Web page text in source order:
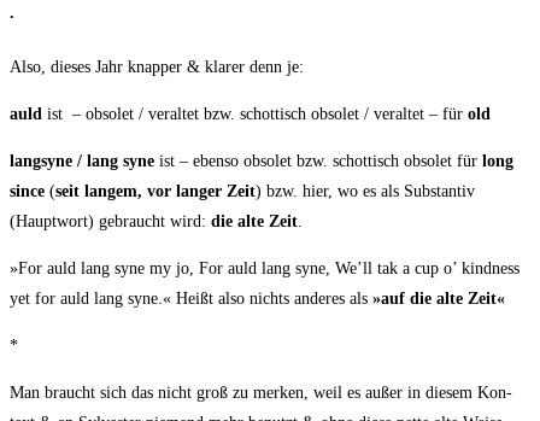
.
Also, die­ses Jahr knap­per & kla­rer denn je:
auld ist – obso­let / ver­al­tet bzw. schot­tisch obso­let / ver­al­tet – für old
lang­sy­ne / lang syne ist – eben­so obso­let bzw. schot­tisch obso­let für long
sin­ce (seit lan­gem, vor lan­ger Zeit) bzw. hier, wo es als Sub­stan­tiv
(Haupt­wort) gebraucht wird: die alte Zeit.
»For auld lang syne my jo, For auld lang syne, We’ll tak a cup o’ kind­ness
yet for auld lang syne.« Heißt also nichts ande­res als »auf die alte Zeit«
*
Man braucht sich das nicht groß zu mer­ken, weil es außer in die­sem Kon­